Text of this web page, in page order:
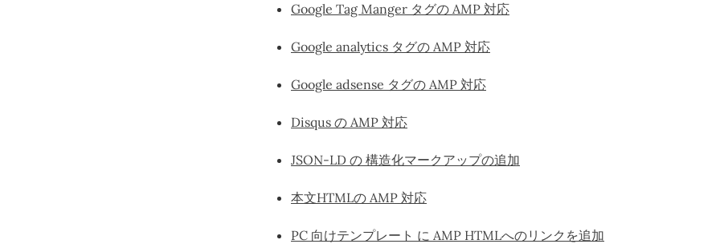
Google Tag Manger タグの AMP 対応
Google analytics タグの AMP 対応
Google adsense タグの AMP 対応
Disqus の AMP 対応
JSON-LD の 構造化マークアップの追加
本文HTMLの AMP 対応
PC 向けテンプレート に AMP HTMLへのリンクを追加